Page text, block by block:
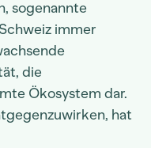
sogenannte
immer
die
Ökosystem dar.
hat